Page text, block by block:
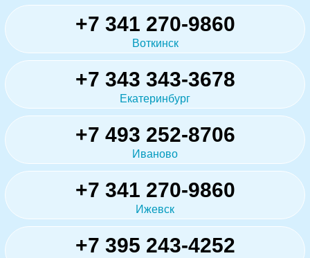
+7 341 270-9860
Воткинск
+7 343 343-3678
Екатеринбург
+7 493 252-8706
Иваново
+7 341 270-9860
Ижевск
+7 395 243-4252